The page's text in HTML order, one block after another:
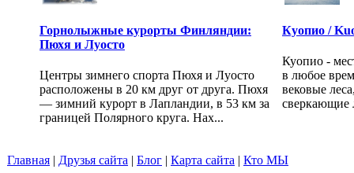
Горнолыжные курорты Финляндии:
Пюхя и Луосто
Центры зимнего спорта Пюхя и Луосто
расположены в 20 км друг от друга. Пюхя
— зимний курорт в Лапландии, в 53 км за
границей Полярного круга. Нах...
Куопио /
Куопио -
в любое
вековые
сверкающие
Главная | Друзья сайта | Блог | Карта сайта | Кто МЫ